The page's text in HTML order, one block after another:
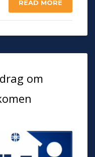
READ MORE
om